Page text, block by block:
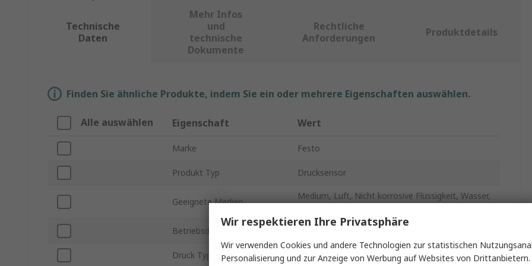
Technische
Daten
Mehr Infos
und
technische
Dokumente
Rechtliche
Anforderungen
Produktdetails
Finden Sie ähnliche Produkte, indem Sie ein oder mehrere Eigenschaften auswählen.
Alle auswählen Eigenschaft Wert
Marke Festo
Produkt Typ Drucksensor
Geeignete Medien
Medium, Luft, Nicht korrosive Flüssigkeit, Wasser,
Betriebsdruck min.
Druck Typ Differenzial, Relativdruck, Vakuum
Wir respektieren Ihre Privatsphäre
Wir verwenden Cookies und andere Technologien zur statistischen
Personalisierung und zur Anzeige von Werbung auf Websites von